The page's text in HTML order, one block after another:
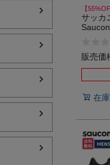
インフィット
オン On
【
サッカ
販売価
在